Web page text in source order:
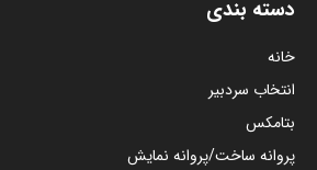
دسته بندی
خانه
انتخاب سردبیر
بتامکس
پروانه ساخت/پروانه نمایش